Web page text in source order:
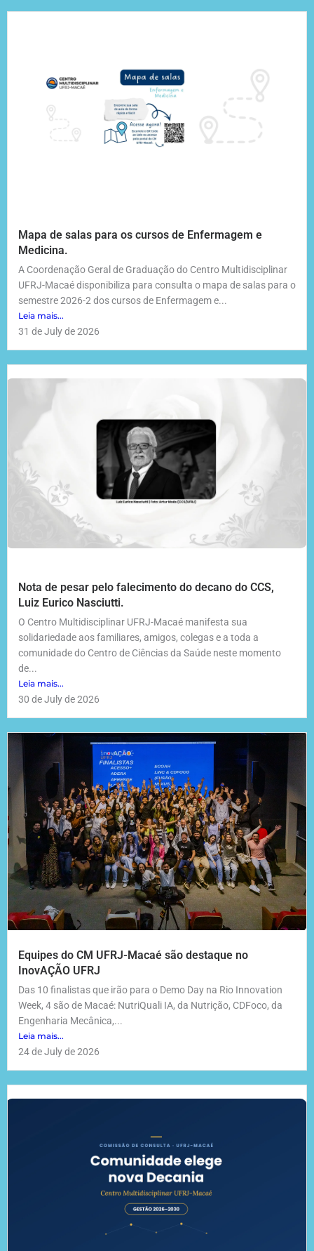
Mapa de salas para os cursos de Enfermagem e
Medicina.
A Coordenação Geral de Graduação do Centro Multidisciplinar
UFRJ-Macaé disponibiliza para consulta o mapa de salas para o
semestre 2026-2 dos cursos de Enfermagem e...
Leia mais...
31 de July de 2026
Nota de pesar pelo falecimento do decano do CCS,
Luiz Eurico Nasciutti.
O Centro Multidisciplinar UFRJ-Macaé manifesta sua
solidariedade aos familiares, amigos, colegas e a toda a
comunidade do Centro de Ciências da Saúde neste momento
de...
Leia mais...
30 de July de 2026
Equipes do CM UFRJ-Macaé são destaque no
InovAÇÃO UFRJ
Das 10 finalistas que irão para o Demo Day na Rio Innovation
Week, 4 são de Macaé: NutriQuali IA, da Nutrição, CDFoco, da
Engenharia Mecânica,...
Leia mais...
24 de July de 2026